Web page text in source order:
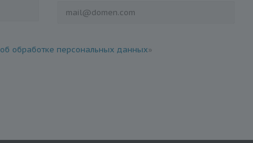
обработке персональных данных»